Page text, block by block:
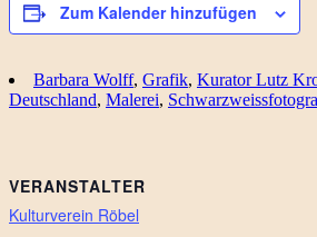
Zum Kalender hinzufügen
Barbara Wolff, Grafik, Kurator Lutz
Deutschland, Malerei,
VERANSTALTER
Kulturverein Röbel